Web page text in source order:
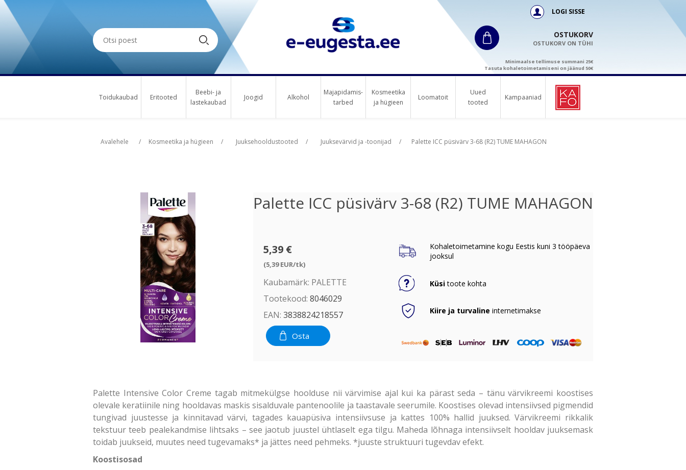
LOGI SISSE
OSTUKORV
OSTUKORV ON TÜHI
Minimaalse tellimuse summani 25€
Tasuta kohaletoimetamiseni on jäänud 50€
Toidukaubad Eritooted
Beebi- ja
lastekaubad
Joogid Alkohol
Majapidamis-
tarbed
Kosmeetika
ja hügieen
Loomatoit
Uued
tooted
Kampaaniad
Avalehele / Kosmeetika ja hügieen / Juuksehooldustooted / Juuksevärvid ja -toonijad / Palette ICC püsivärv 3-68 (R2) TUME MAHAGON
Palette ICC püsivärv 3-68 (R2) TUME MAHAGON
5,39 €
(5,39 EUR/tk)
Kaubamärk: PALETTE
Tootekood: 8046029
EAN: 3838824218557
Osta
Kohaletoimetamine kogu Eestis kuni 3 tööpäeva
jooksul
Küsitoote kohta
Kiire ja turvaline internetimakse
Palette Intensive Color Creme tagab mitmekülgse hoolduse nii värvimise ajal kui ka pärast seda – tänu värvikreemi koostises
olevale keratiinile ning hooldavas maskis sisalduvale pantenoolile ja taastavale seerumile. Koostises olevad intensiivsed pigmendid
tungivad juustesse ja kinnitavad värvi, tagades kauapüsiva intensiivsuse ja kattes 100% hallid juuksed. Värvikreemi rikkalik
tekstuur teeb pealekandmise lihtsaks – see jaotub juustel ühtlaselt ega tilgu. Maheda lõhnaga intensiivselt hooldav juuksemask
toidab juukseid, muutes need tugevamaks* ja jättes need pehmeks. *juuste struktuuri tugevdav efekt.
Koostisosad